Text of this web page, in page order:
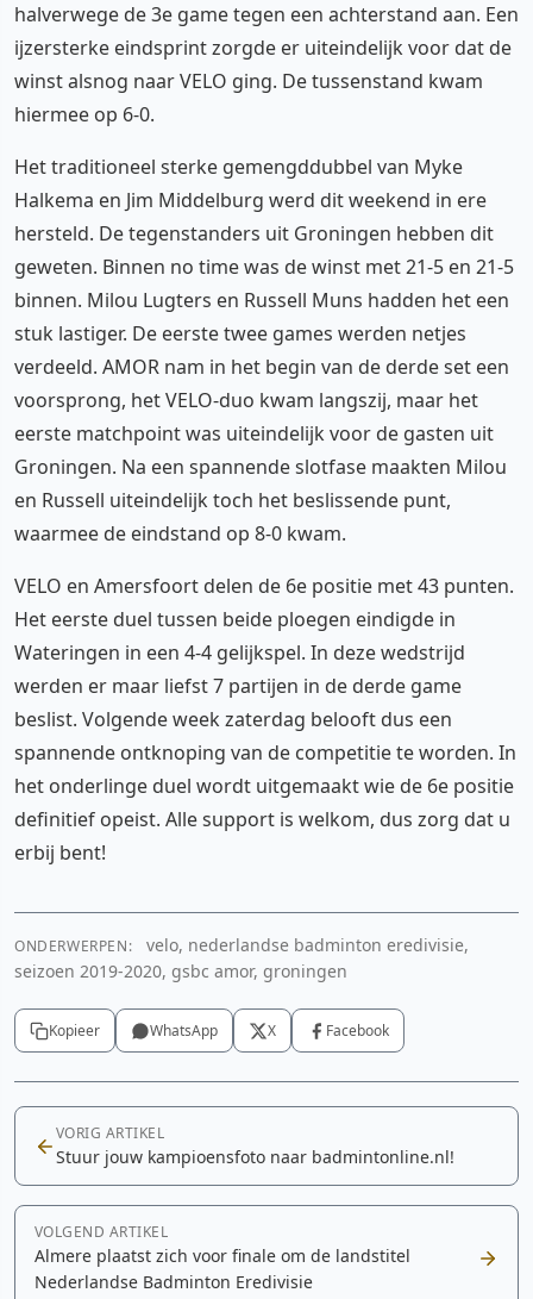
halverwege de 3e game tegen een achterstand aan. Een
ijzersterke eindsprint zorgde er uiteindelijk voor dat de
winst alsnog naar VELO ging. De tussenstand kwam
hiermee op 6-0.
Het traditioneel sterke gemengddubbel van Myke
Halkema en Jim Middelburg werd dit weekend in ere
hersteld. De tegenstanders uit Groningen hebben dit
geweten. Binnen no time was de winst met 21-5 en 21-5
binnen. Milou Lugters en Russell Muns hadden het een
stuk lastiger. De eerste twee games werden netjes
verdeeld. AMOR nam in het begin van de derde set een
voorsprong, het VELO-duo kwam langszij, maar het
eerste matchpoint was uiteindelijk voor de gasten uit
Groningen. Na een spannende slotfase maakten Milou
en Russell uiteindelijk toch het beslissende punt,
waarmee de eindstand op 8-0 kwam.
VELO en Amersfoort delen de 6e positie met 43 punten.
Het eerste duel tussen beide ploegen eindigde in
Wateringen in een 4-4 gelijkspel. In deze wedstrijd
werden er maar liefst 7 partijen in de derde game
beslist. Volgende week zaterdag belooft dus een
spannende ontknoping van de competitie te worden. In
het onderlinge duel wordt uitgemaakt wie de 6e positie
definitief opeist. Alle support is welkom, dus zorg dat u
erbij bent!
ONDERWERPEN:
velo, nederlandse badminton eredivisie,
seizoen 2019-2020, gsbc amor, groningen
Kopieer WhatsApp X Facebook
VORIG ARTIKEL
Stuur jouw kampioensfoto naar badmintonline.nl!
VOLGEND ARTIKEL
Almere plaatst zich voor finale om de landstitel
Nederlandse Badminton Eredivisie